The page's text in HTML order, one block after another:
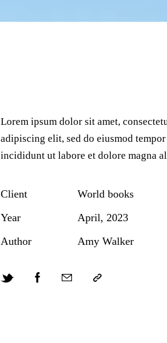
Lorem ipsum dolor sit amet,
adipiscing elit, sed do eiusmod tempor
incididunt ut labore et dolore magna
Client
World books
Year
April, 2023
Author
Amy Walker